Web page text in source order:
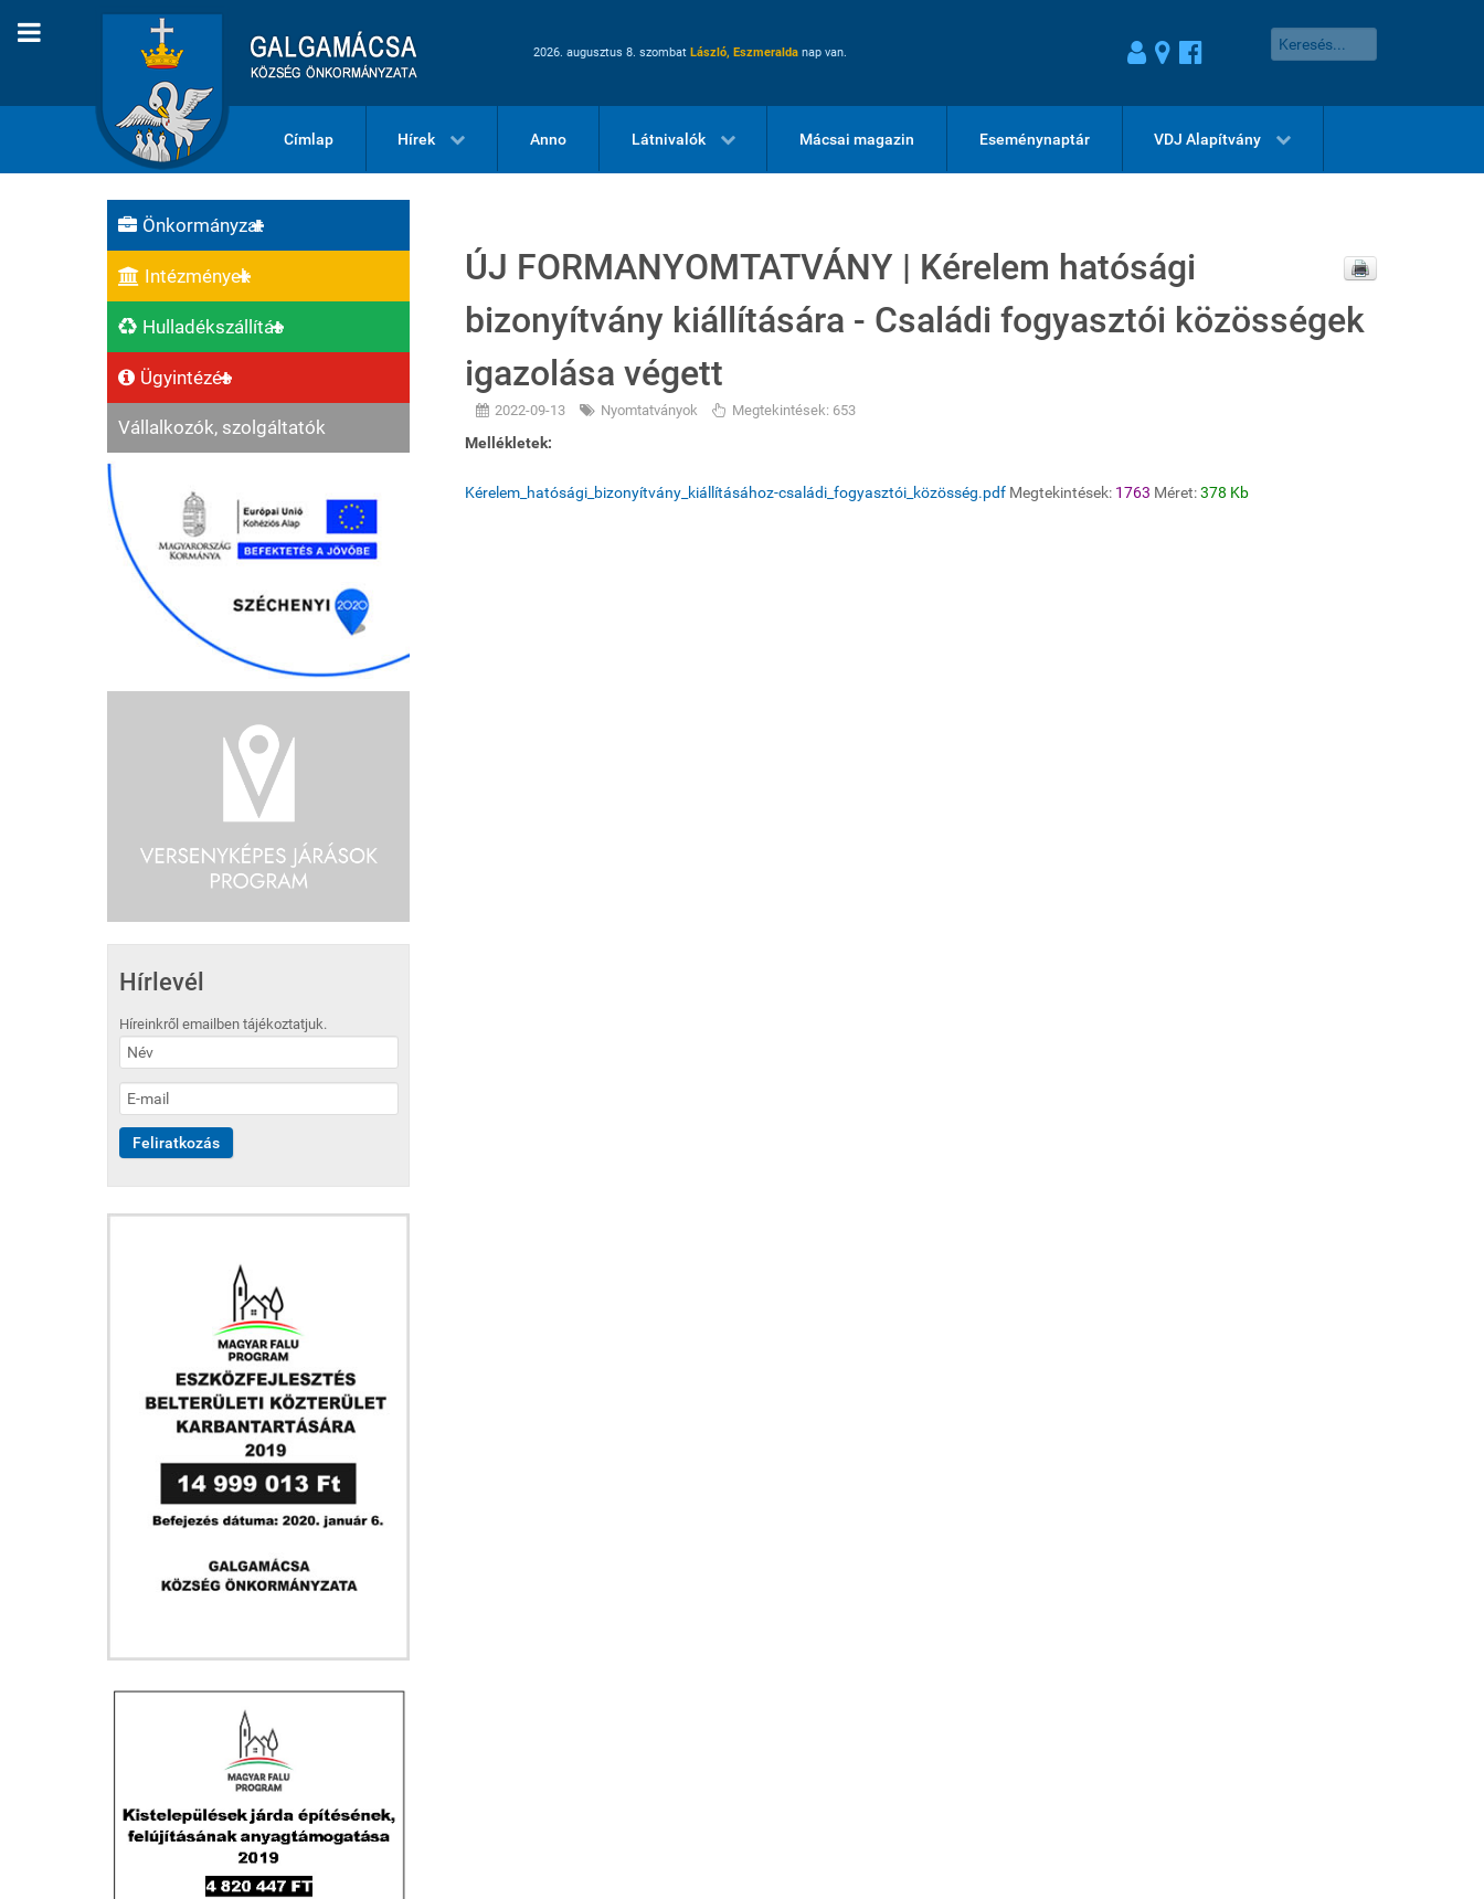
2026. augusztus 8. szombat László, Eszmeralda nap van.
Címlap Hírek Anno Látnivalók Mácsai magazin Eseménynaptár VDJ Alapítvány
Önkormányzat
Intézmények
Hulladékszállítás
Ügyintézés
Vállalkozók, szolgáltatók
Hírlevél
Híreinkről emailben tájékoztatjuk.
ÚJ FORMANYOMTATVÁNY | Kérelem hatósági
bizonyítvány kiállítására - Családi fogyasztói közösségek
igazolása végett
2022-09-13 Nyomtatványok Megtekintések: 653
Mellékletek:
Kérelem_hatósági_bizonyítvány_kiállításához-családi_fogyasztói_közösség.pdf Megtekintések: 1763 Méret:378 Kb